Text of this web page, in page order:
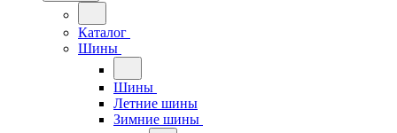
Каталог
Шины
Шины
Летние шины
Зимние шины